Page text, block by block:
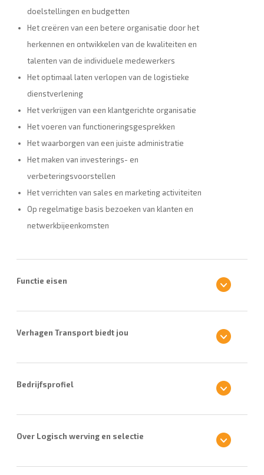
doelstellingen en budgetten
Het creëren van een betere organisatie door het
herkennen en ontwikkelen van de kwaliteiten en
talenten van de individuele medewerkers
Het optimaal laten verlopen van de logistieke
dienstverlening
Het verkrijgen van een klantgerichte organisatie
Het voeren van functioneringsgesprekken
Het waarborgen van een juiste administratie
Het maken van investerings- en
verbeteringsvoorstellen
Het verrichten van sales en marketing activiteiten
Op regelmatige basis bezoeken van klanten en
netwerkbijeenkomsten
Functie eisen
Verhagen Transport biedt jou
Bedrijfsprofiel
Over Logisch werving en selectie